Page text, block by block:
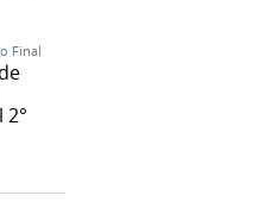
Final